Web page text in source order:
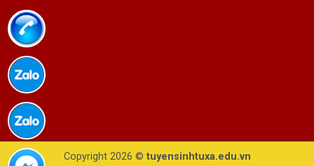
chích, thay băng, hỗ trợ bệnh nhân ăn uống, đi
lại…
Chương trình học linh hoạt, dễ tiếp cận, phù
hợp với học sinh tốt nghiệp THCS, THPT hoặc
người đã đi làm muốn chuyển hướng nghề
nghiệp
Có kỳ thực tập thực tế tại các cơ sở y tế, giúp
Copyright 2026 © tuyensinhtuxa.edu.vn